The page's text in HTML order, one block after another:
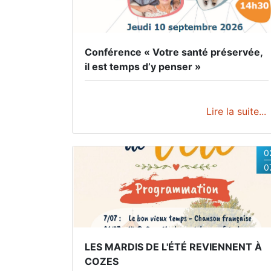
Conférence « Votre santé préservée,
il est temps d’y penser »
Lire la suite...
LES MARDIS DE L'ÉTÉ REVIENNENT À
COZES